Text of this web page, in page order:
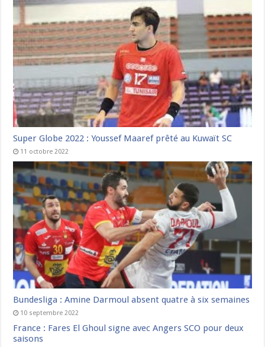
Super Globe 2022 : Youssef Maaref prêté au Kuwaït SC
11 octobre 2022
Bundesliga : Amine Darmoul absent quatre à six semaines
10 septembre 2022
France : Fares El Ghoul signe avec Angers SCO pour deux
saisons